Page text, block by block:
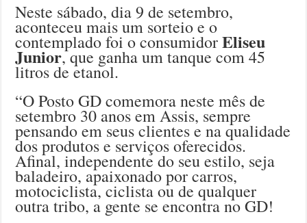
Neste sábado, dia 9 de setembro,
aconteceu mais um sorteio e o
contemplado foi o consumidorEliseu
Junior, que ganha um tanque com 45
litros de etanol.
“O Posto GD comemora neste mês de
setembro 30 anos em Assis, sempre
pensando em seus clientes e na qualidade
dos produtos e serviços oferecidos.
Afinal, independente do seu estilo, seja
baladeiro, apaixonado por carros,
motociclista, ciclista ou de qualquer
outra tribo, a gente se encontra no GD!